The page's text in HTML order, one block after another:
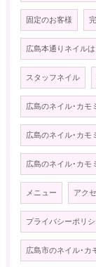
固定のお客様
広島本通りネイル
スタッフネイル
広島のネイル･カモ
広島のネイル･カモ
広島のネイル･カモ
メニュー アク
プライバシーポリシ
広島市のネイル･カ